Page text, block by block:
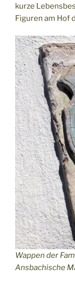
kurze
Figuren am Hof
Wappen der
Ansbachische